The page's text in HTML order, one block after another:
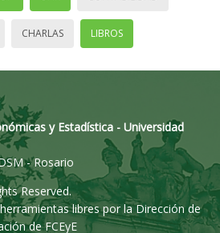
CHARLAS LIBROS
y Estadística - Universidad
- Rosario
Reserved.
libres por la Dirección de
de FCEyE